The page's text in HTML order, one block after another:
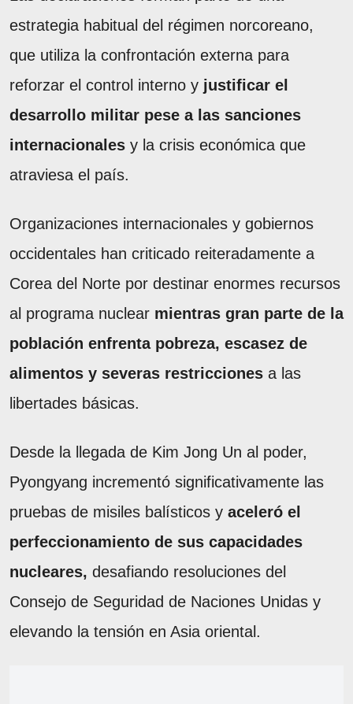
estrategia habitual del régimen norcoreano,
que utiliza la confrontación externa para
reforzar el control interno y justificar el
desarrollo militar pese a las sanciones
internacionales y la crisis económica que
atraviesa el país.
Organizaciones internacionales y gobiernos
occidentales han criticado reiteradamente a
Corea del Norte por destinar enormes recursos
al programa nuclear mientras gran parte de la
población enfrenta pobreza, escasez de
alimentos y severas restricciones a las
libertades básicas.
Desde la llegada de Kim Jong Un al poder,
Pyongyang incrementó significativamente las
pruebas de misiles balísticos y aceleró el
perfeccionamiento de sus capacidades
nucleares, desafiando resoluciones del
Consejo de Seguridad de Naciones Unidas y
elevando la tensión en Asia oriental.